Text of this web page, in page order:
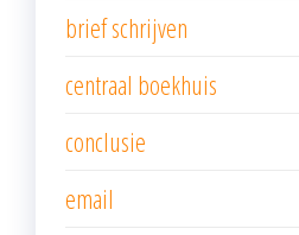
brief schrijven
centraal boekhuis
conclusie
email